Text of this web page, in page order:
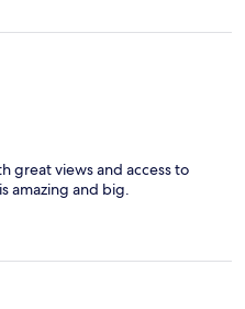
great views and access to
amazing and big.